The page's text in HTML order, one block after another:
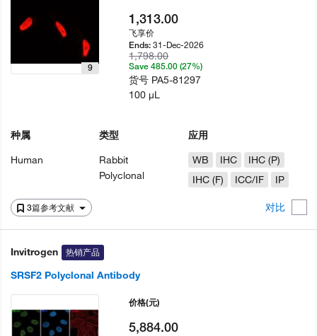
3篇参考文献 对比
9
种属
Human
类型
Rabbit
Polyclonal
应用
WB
IHC
IHC (P)
IHC (F)
ICC/IF IP
1,313.00
飞享价
Ends:31-Dec-2026
1,798.00
Save 485.00 (27%)
货号 PA5-81297
100 µL
Invitrogen 热销产品
SRSF2 Polyclonal Antibody
价格(元)
5,884.00